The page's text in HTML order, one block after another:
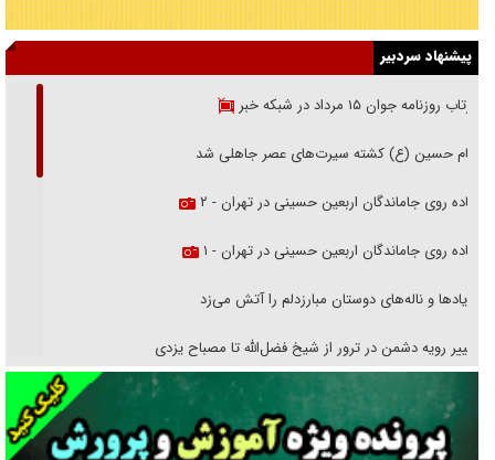
پیشنهاد سردبیر
بازتاب روزنامه جوان ۱۵ مرداد در شبکه خبر
امام حسین (ع) کشته سیرت‌های عصر جاهلی شد
پیاده روی جاماندگان اربعین حسینی در تهران - ۲
پیاده روی جاماندگان اربعین حسینی در تهران - ۱
فریاد‌ها و ناله‌های دوستان مبارزدلم را آتش می‌زد
تغییر رویه دشمن در ترور از شیخ فضل‌الله تا مصباح یزدی
خرید قسطی اولش خنده و آخرش گریه است!
فوتبال و آن «بالا»!